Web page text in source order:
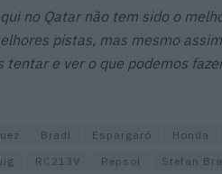
no Qatar não tem sido o
pistas, mas mesmo
tentar e ver o que podemos
Bradl Espargaró Honda
RC213V Repsol Stefan